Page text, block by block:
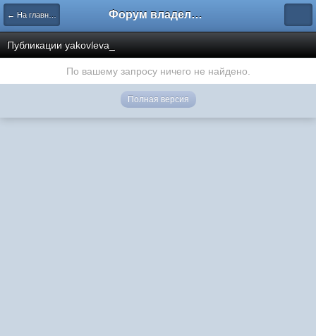
← На главную Форум владельцев интернет-магазинов
Публикации yakovleva_
По вашему запросу ничего не найдено.
Полная версия